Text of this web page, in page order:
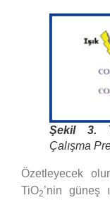
Şekil 3.
Çalışma
Özetleyecek
TiO2’nin güneş